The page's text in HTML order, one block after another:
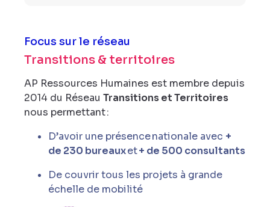
Focus sur le réseau
Transitions & territoires
AP Ressources Humaines est membre depuis
2014 du Réseau Transitions et Territoires
nous permettant :
D’avoir une présence nationale avec +
de 230 bureauxet+ de 500 consultants
De couvrir tous les projets à grande
échelle de mobilité